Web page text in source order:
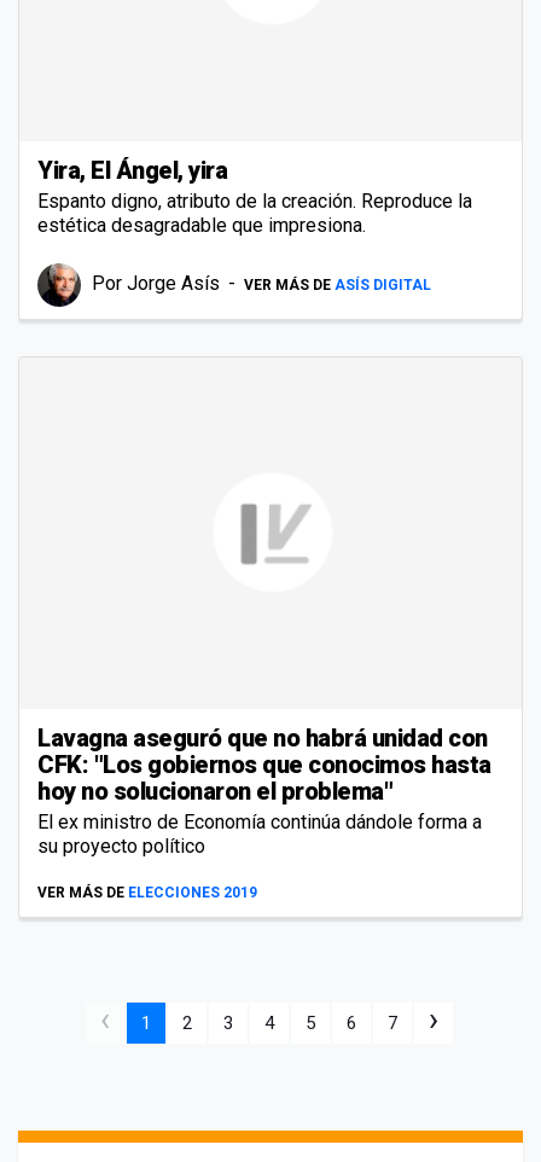
Yira, El Ángel, yira
Espanto digno, atributo de la creación. Reproduce la
estética desagradable que impresiona.
Por Jorge Asís VER MÁS DE ASÍS DIGITAL
Lavagna aseguró que no habrá unidad con
CFK: "Los gobiernos que conocimos hasta
hoy no solucionaron el problema"
El ex ministro de Economía continúa dándole forma a
su proyecto político
VER MÁS DE ELECCIONES 2019
‹ 1 2 3 4 5 6 7 ›